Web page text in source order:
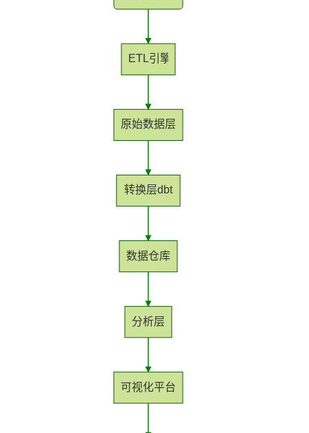
ETL引擎
原始数据层
转换层dbt
数据仓库
分析层
可视化平台